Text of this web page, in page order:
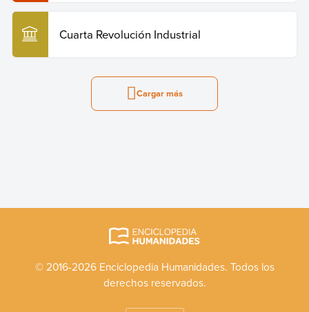
Cuarta Revolución Industrial
Cargar más
© 2016-2026 Enciclopedia Humanidades. Todos los
derechos reservados.